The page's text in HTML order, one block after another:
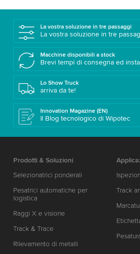
La vostra soluzione in tre passaggi
La vostra soluzione in tre
Macchine disponibili a stock
Brevi tempi di consegna ed
Lo Show Truck
arriva da te!
Innovation Magazine (EN)
Il Blog tecnologico di Wipotec
Prodotti & Soluzioni
Selezionatrici ponderali
Pesatrici automatiche per
logistica
Raggi X e visione
Track & Trace
Rilevamento di metalli
Track